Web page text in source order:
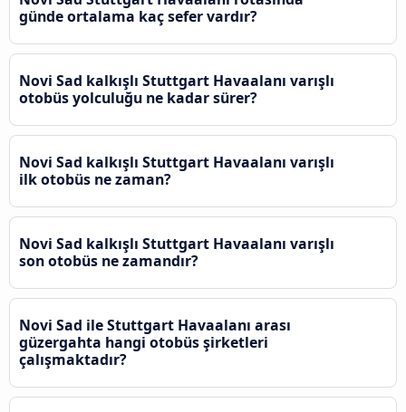
günde ortalama kaç sefer vardır?
Novi Sad kalkışlı Stuttgart Havaalanı varışlı
otobüs yolculuğu ne kadar sürer?
Novi Sad kalkışlı Stuttgart Havaalanı varışlı
ilk otobüs ne zaman?
Novi Sad kalkışlı Stuttgart Havaalanı varışlı
son otobüs ne zamandır?
Novi Sad ile Stuttgart Havaalanı arası
güzergahta hangi otobüs şirketleri
çalışmaktadır?